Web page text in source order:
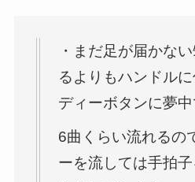
・まだ足が届かな
るよりもハンドル
ディーボタンに夢中
6曲くらい流れるの
ーを流しては手拍